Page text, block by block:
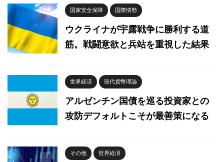
国家安全保障 国際情勢
ウクライナが宇露戦争に勝利する道
筋。戦闘意欲と兵站を重視した結果
世界経済 現代貨幣理論
アルゼンチン国債を巡る投資家との
攻防デフォルトこそが最善策になる
その他 世界経済